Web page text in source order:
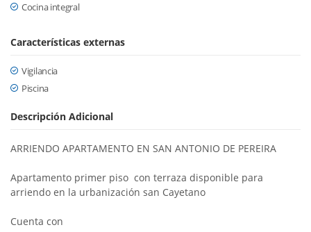
Cocina integral
Características externas
Vigilancia
Piscina
Descripción Adicional
ARRIENDO APARTAMENTO EN SAN ANTONIO DE PEREIRA
Apartamento primer piso con terraza disponible para
arriendo en la urbanización san Cayetano
Cuenta con